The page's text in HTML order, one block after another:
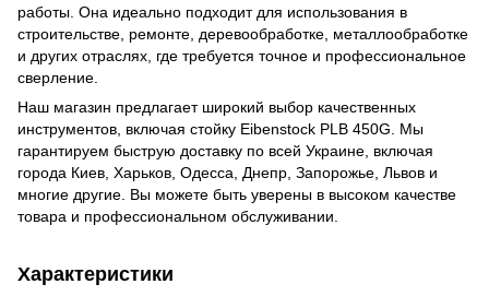
работы. Она идеально подходит для использования в
строительстве, ремонте, деревообработке, металлообработке
и других отраслях, где требуется точное и профессиональное
сверление.
Наш магазин предлагает широкий выбор качественных
инструментов, включая стойку Eibenstock PLB 450G. Мы
гарантируем быструю доставку по всей Украине, включая
города Киев, Харьков, Одесса, Днепр, Запорожье, Львов и
многие другие. Вы можете быть уверены в высоком качестве
товара и профессиональном обслуживании.
Характеристики